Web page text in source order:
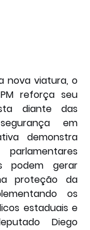
nova viatura, o
reforça seu
diante das
em
demonstra
podem gerar
proteção da
os
estaduais e
Diego